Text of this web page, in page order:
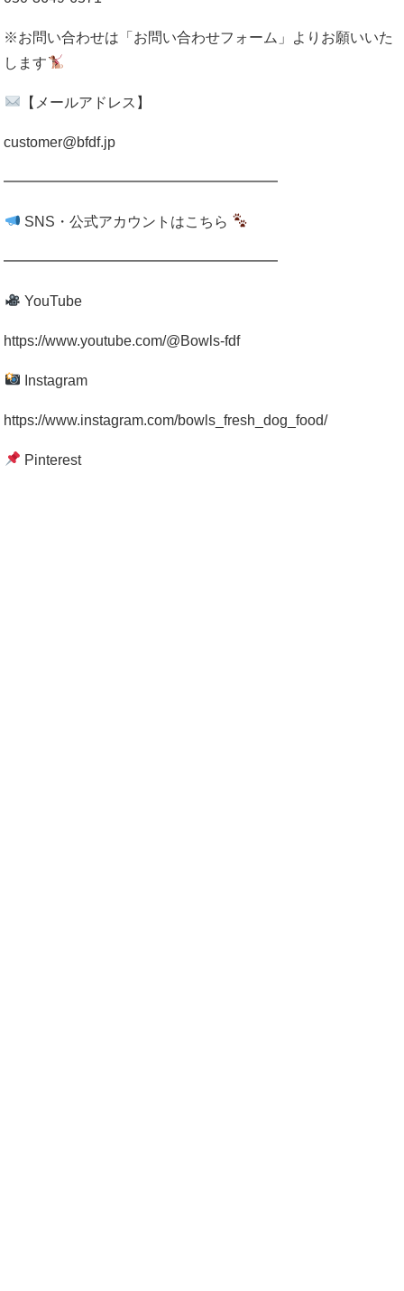
※お問い合わせは「お問い合わせフォーム」よりお願いいた
します
【メールアドレス】
customer@bfdf.jp
━━━━━━━━━━━━━━━━━━━
SNS・公式アカウントはこちら
━━━━━━━━━━━━━━━━━━━
YouTube
https://www.youtube.com/@Bowls-fdf
Instagram
https://www.instagram.com/bowls_fresh_dog_food/
Pinterest